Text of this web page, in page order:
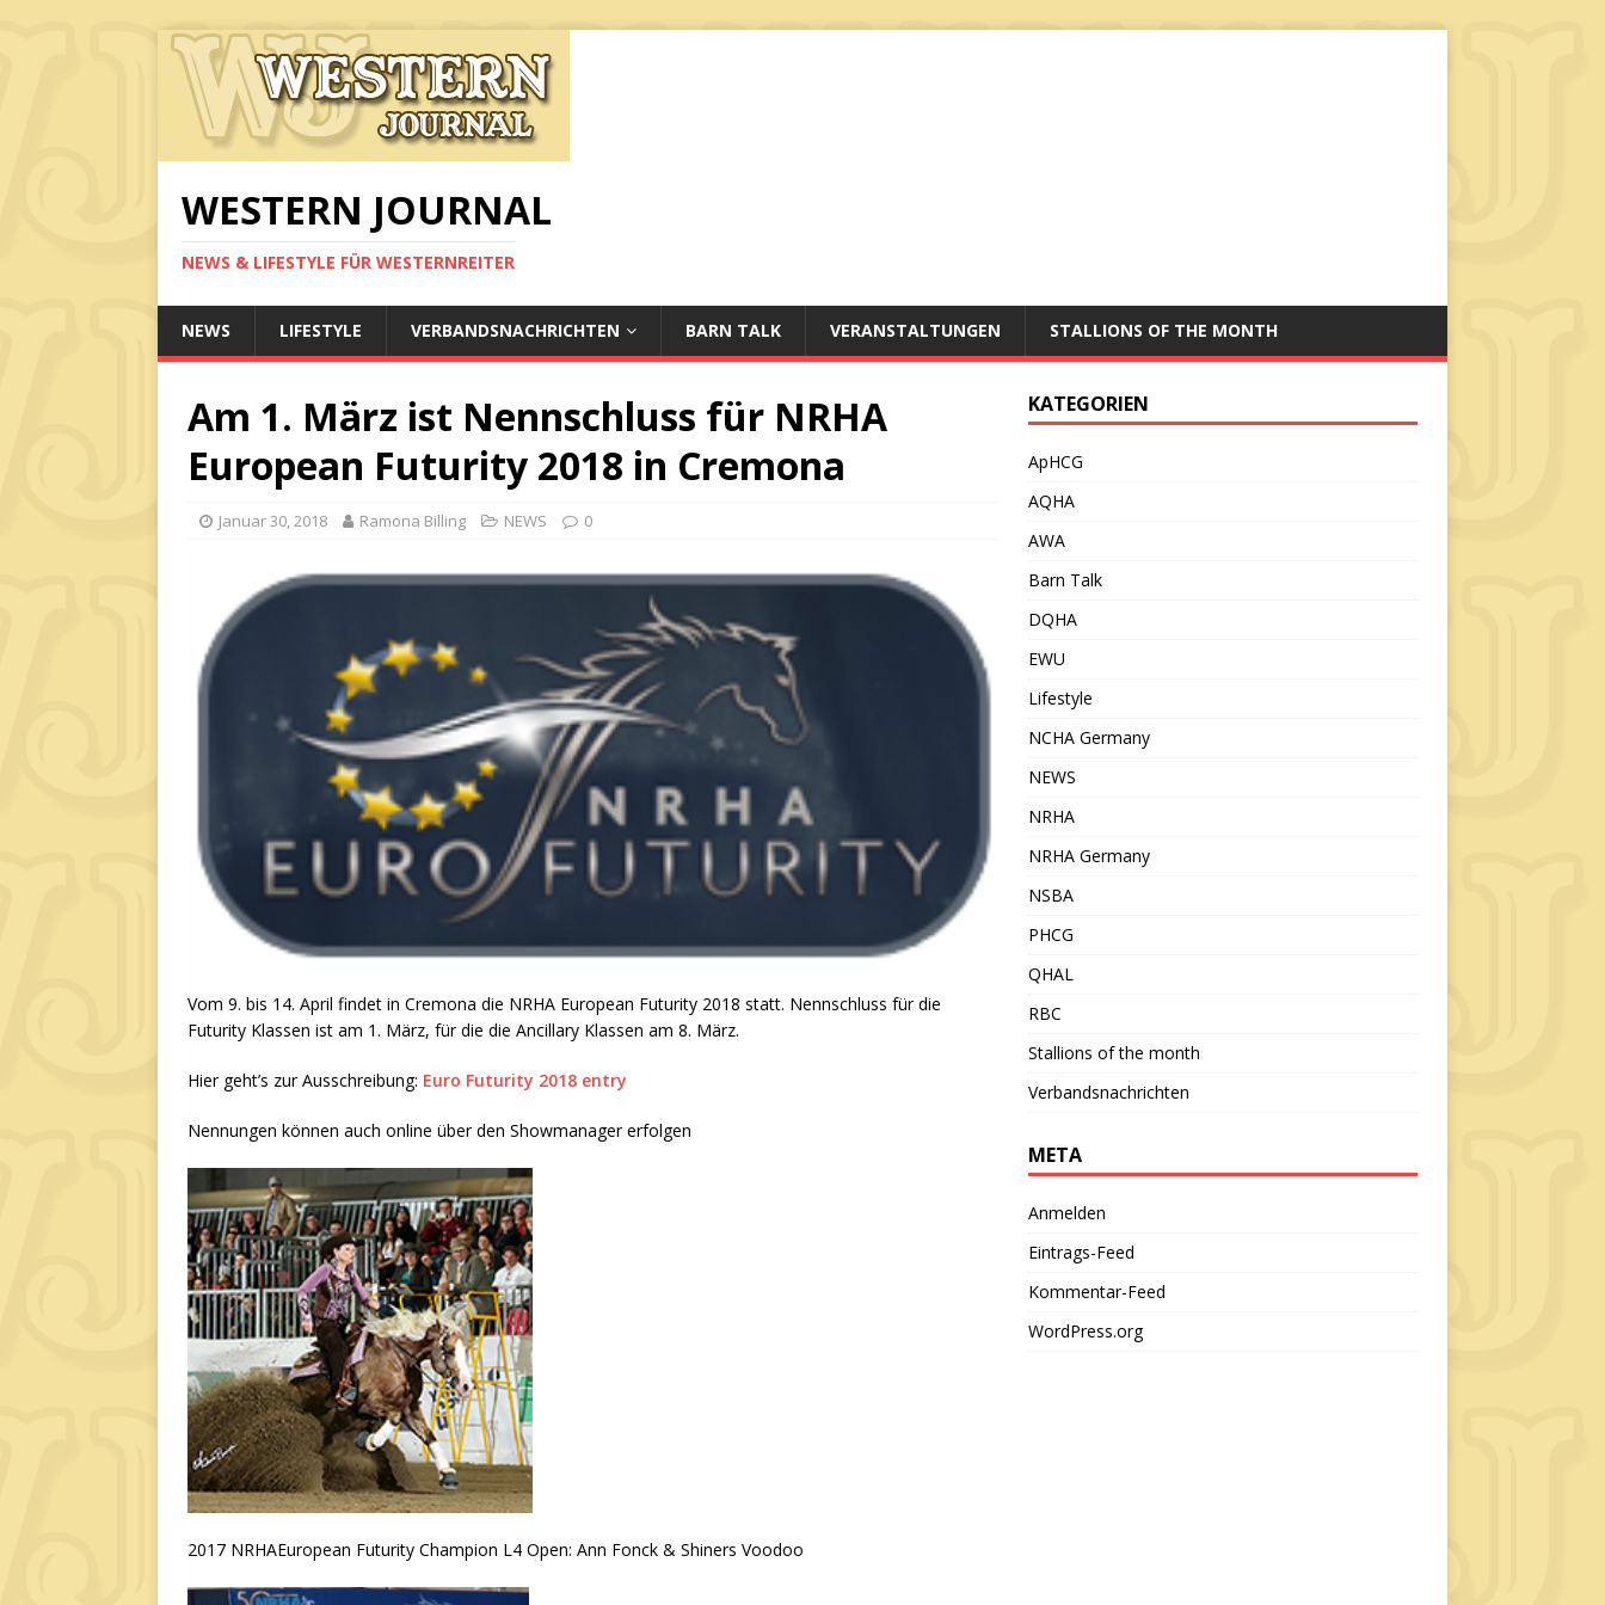
WESTERN JOURNAL
NEWS & LIFESTYLE FÜR WESTERNREITER
NEWS LIFESTYLE VERBANDSNACHRICHTEN BARN TALK VERANSTALTUNGEN STALLIONS OF THE MONTH
Am 1. März ist Nennschluss für NRHA
European Futurity 2018 in Cremona
Januar 30, 2018 Ramona Billing NEWS 0
Vom 9. bis 14. April findet in Cremona die NRHA European Futurity 2018 statt. Nennschluss für die
Futurity Klassen ist am 1. März, für die die Ancillary Klassen am 8. März.
Hier geht’s zur Ausschreibung: Euro Futurity 2018 entry
Nennungen können auch online über den Showmanager erfolgen
2017 NRHAEuropean Futurity Champion L4 Open: Ann Fonck & Shiners Voodoo
KATEGORIEN
ApHCG
AQHA
AWA
Barn Talk
DQHA
EWU
Lifestyle
NCHA Germany
NEWS
NRHA
NRHA Germany
NSBA
PHCG
QHAL
RBC
Stallions of the month
Verbandsnachrichten
META
Anmelden
Eintrags-Feed
Kommentar-Feed
WordPress.org